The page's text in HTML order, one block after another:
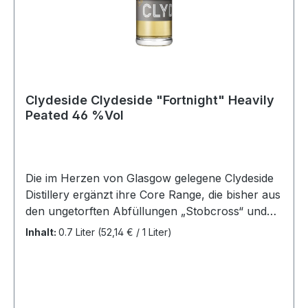
assstärke oder hoher Alkoholgehalt:NeinNicht
Kühlgefiltert:NeinAllergene:SojabohnenBio-
Clydeside Clydeside "Fortnight" Heavily
Peated 46 %Vol
Die im Herzen von Glasgow gelegene Clydeside
Distillery ergänzt ihre Core Range, die bisher aus
den ungetorften Abfüllungen „Stobcross“ und
„Napier“ besteht. Der besonders fruchtige
Inhalt: 0.7 Liter (52,14 € / 1 Liter)